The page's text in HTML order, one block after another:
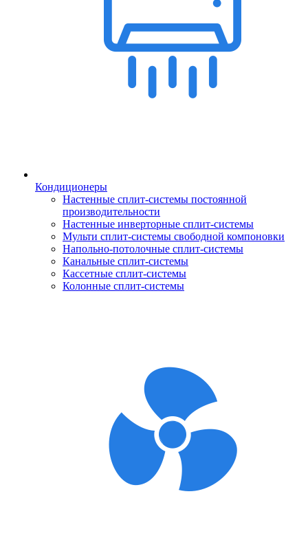
Кондиционеры
Настенные сплит-системы постоянной
производительности
Настенные инверторные сплит-системы
Мульти сплит-системы свободной компоновки
Напольно-потолочные сплит-системы
Канальные сплит-системы
Кассетные сплит-системы
Колонные сплит-системы